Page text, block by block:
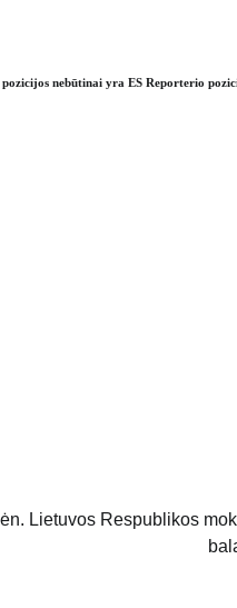
nebūtinai yra ES Reporterio
Lietuvos Respublikos